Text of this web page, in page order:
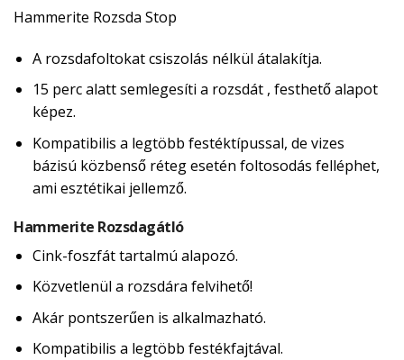
Hammerite Rozsda Stop
A rozsdafoltokat csiszolás nélkül átalakítja.
15 perc alatt semlegesíti a rozsdát , festhető alapot
képez.
Kompatibilis a legtöbb festéktípussal, de vizes
bázisú közbenső réteg esetén foltosodás felléphet,
ami esztétikai jellemző.
Hammerite Rozsdagátló
Cink-foszfát tartalmú alapozó.
Közvetlenül a rozsdára felvihető!
Akár pontszerűen is alkalmazható.
Kompatibilis a legtöbb festékfajtával.